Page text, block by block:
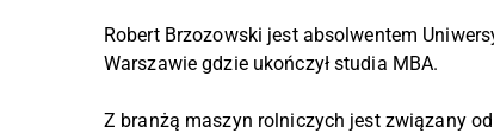
Robert Brzozowski jest absolwentem
Warszawie gdzie ukończył studia MBA.
Z branżą maszyn rolniczych jest związany